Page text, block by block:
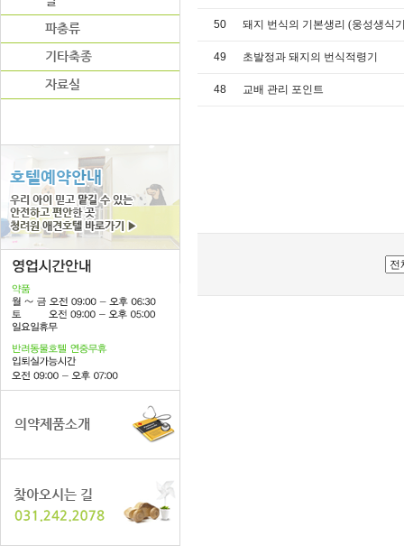
50 돼지 번식의 기본생리 (웅성생식
49 초발정과 돼지의 번식적령기
48 교배 관리 포인트